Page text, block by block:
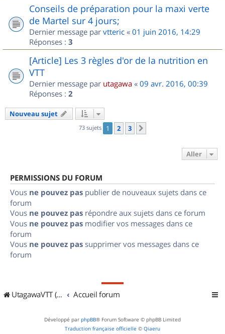
Conseils de préparation pour la maxi verte
de Martel sur 4 jours;
Dernier message par vtteric « 01 juin 2016, 14:29
Réponses : 3
[Article] Les 3 règles d'or de la nutrition en
VTT
Dernier message par utagawa « 09 avr. 2016, 00:39
Réponses : 2
Nouveau sujet
73 sujets 1 2 3
Aller
PERMISSIONS DU FORUM
Vous ne pouvez pas publier de nouveaux sujets dans ce
forum
Vous ne pouvez pas répondre aux sujets dans ce forum
Vous ne pouvez pas modifier vos messages dans ce
forum
Vous ne pouvez pas supprimer vos messages dans ce
forum
UtagawaVTT (Randos VTT et VTTAE avec traces GPS) Accueil forum
Développé par phpBB® Forum Software © phpBB Limited
Traduction française officielle © Qiaeru